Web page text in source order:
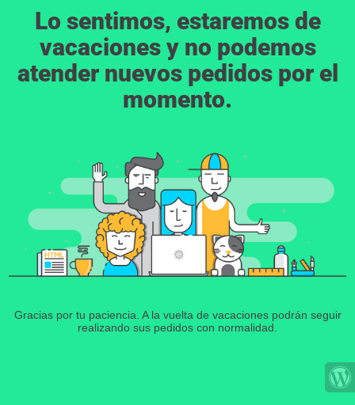
Lo sentimos, estaremos de
vacaciones y no podemos
atender nuevos pedidos por el
momento.
Gracias por tu paciencia. A la vuelta de vacaciones podrán seguir
realizando sus pedidos con normalidad.